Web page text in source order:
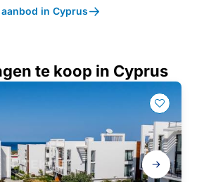
in Cyprus
te koop in Cyprus